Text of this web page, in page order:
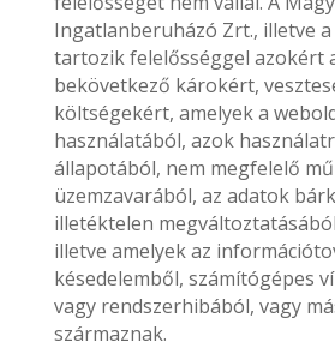
Ingatlanberuházó Zrt., illetve
tartozik felelősséggel azokért
bekövetkező károkért,
költségekért, amelyek a
használatából, azok
állapotából, nem megfelelő
üzemzavarából, az adatok
illetéktelen
illetve amelyek az
késedelemből, számítógépes
vagy rendszerhibából, vagy
származnak.